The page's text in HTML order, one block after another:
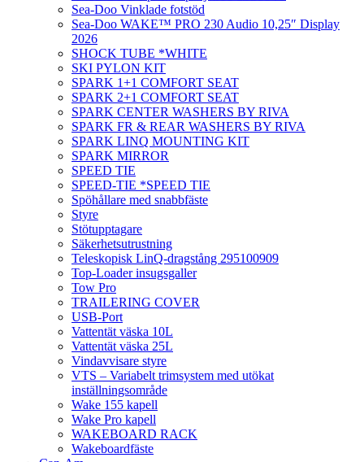
Sea-Doo Vinklade fotstöd
Sea-Doo WAKE™ PRO 230 Audio 10,25″ Display
2026
SHOCK TUBE *WHITE
SKI PYLON KIT
SPARK 1+1 COMFORT SEAT
SPARK 2+1 COMFORT SEAT
SPARK CENTER WASHERS BY RIVA
SPARK FR & REAR WASHERS BY RIVA
SPARK LINQ MOUNTING KIT
SPARK MIRROR
SPEED TIE
SPEED-TIE *SPEED TIE
Spöhållare med snabbfäste
Styre
Stötupptagare
Säkerhetsutrustning
Teleskopisk LinQ-dragstång 295100909
Top-Loader insugsgaller
Tow Pro
TRAILERING COVER
USB-Port
Vattentät väska 10L
Vattentät väska 25L
Vindavvisare styre
VTS – Variabelt trimsystem med utökat
inställningsområde
Wake 155 kapell
Wake Pro kapell
WAKEBOARD RACK
Wakeboardfäste